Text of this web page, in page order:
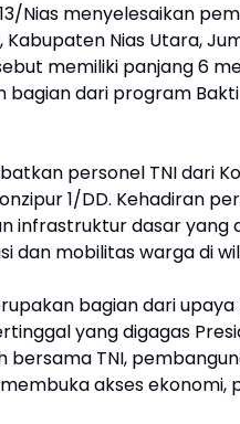
Nias menyelesaikan
Kabupaten Nias Utara,
memiliki panjang 6
dari program
personel TNI dari
1/DD. Kehadiran
infrastruktur dasar yang
mobilitas warga di
bagian dari
yang digagas
bersama TNI,
akses ekonomi,